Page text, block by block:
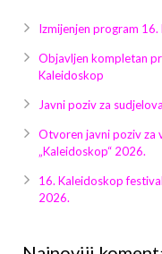
Video 2018
Galerija 2017
Galerija 2018
Galerija 2019
Galerija 2022
Izmijenjen program
Objavljen kompletan
Kaleidoskop
Javni poziv za
Otvoren javni poziv za
„Kaleidoskop“ 2026.
16. Kaleidoskop
2026.